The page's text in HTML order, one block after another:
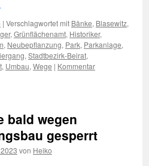
| Verschlagwortet mit Bänke, Blasewitz,
, Grünflächenamt, Historiker,
, Neubepflanzung, Park, Parkanlage,
, Stadtbezirk-Beirat,
, Umbau, Wege | Kommentar
bald wegen
gesperrt
von Heiko